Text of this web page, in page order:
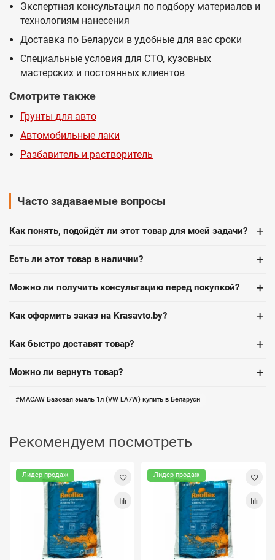
Экспертная консультация по подбору материалов и
технологиям нанесения
Доставка по Беларуси в удобные для вас сроки
Специальные условия для СТО, кузовных
мастерских и постоянных клиентов
Смотрите также
Грунты для авто
Автомобильные лаки
Разбавитель и растворитель
Часто задаваемые вопросы
Как понять, подойдёт ли этот товар для моей задачи? +
Есть ли этот товар в наличии? +
Можно ли получить консультацию перед покупкой? +
Как оформить заказ на Krasavto.by? +
Как быстро доставят товар? +
Можно ли вернуть товар? +
MACAW Базовая эмаль 1л (VW LA7W) купить в Беларуси
Рекомендуем посмотреть
Лидер продаж Лидер продаж